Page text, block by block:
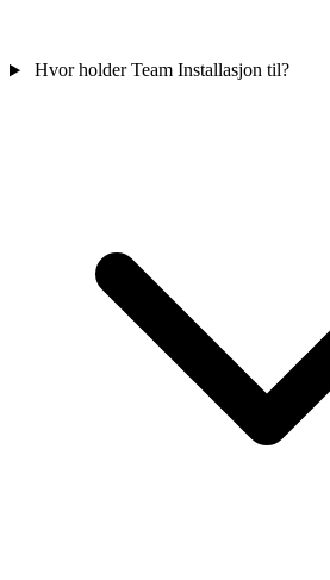
Hvor holder Team Installasjon til?